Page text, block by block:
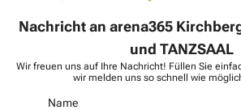
Nachricht an arena365
und TANZSAAL
Wir freuen uns auf Ihre Nachricht! Füllen Sie
wir melden uns so schnell wie
Name